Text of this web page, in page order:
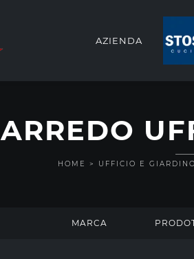
AZIENDA
ARREDO
HOME > UFFICIO E GIARDINO
MARCA